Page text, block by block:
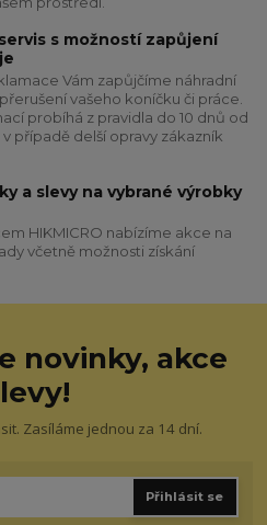
s možností zapůjení
Vám zapůjčíme náhradní
vašeho koníčku či práce.
probíhá z pravidla do 10 dnů od
v případě delší opravy zákazník
a slevy na vybrané výrobky
HIKMICRO nabízíme akce na
včetně možnosti získání
novinky, akce
Zasíláme jednou za 14 dní.
Přihlásit se